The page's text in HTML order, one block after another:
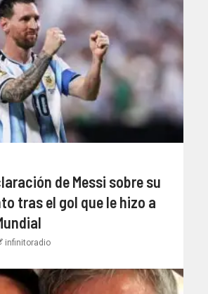
de Messi sobre su
tras el gol que le hizo a
infinitoradio